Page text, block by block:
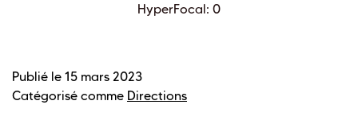
HyperFocal: 0
Publié le 15 mars 2023
Catégorisé comme Directions